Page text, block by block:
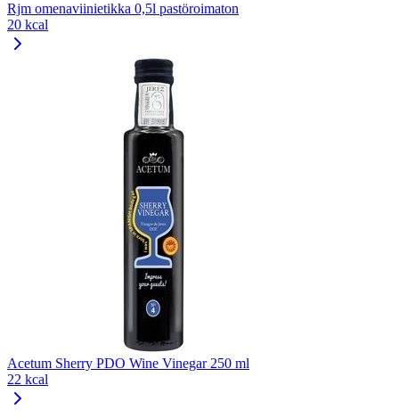
Rjm omenaviinietikka 0,5l pastöroimaton
20 kcal
Acetum Sherry PDO Wine Vinegar 250 ml
22 kcal